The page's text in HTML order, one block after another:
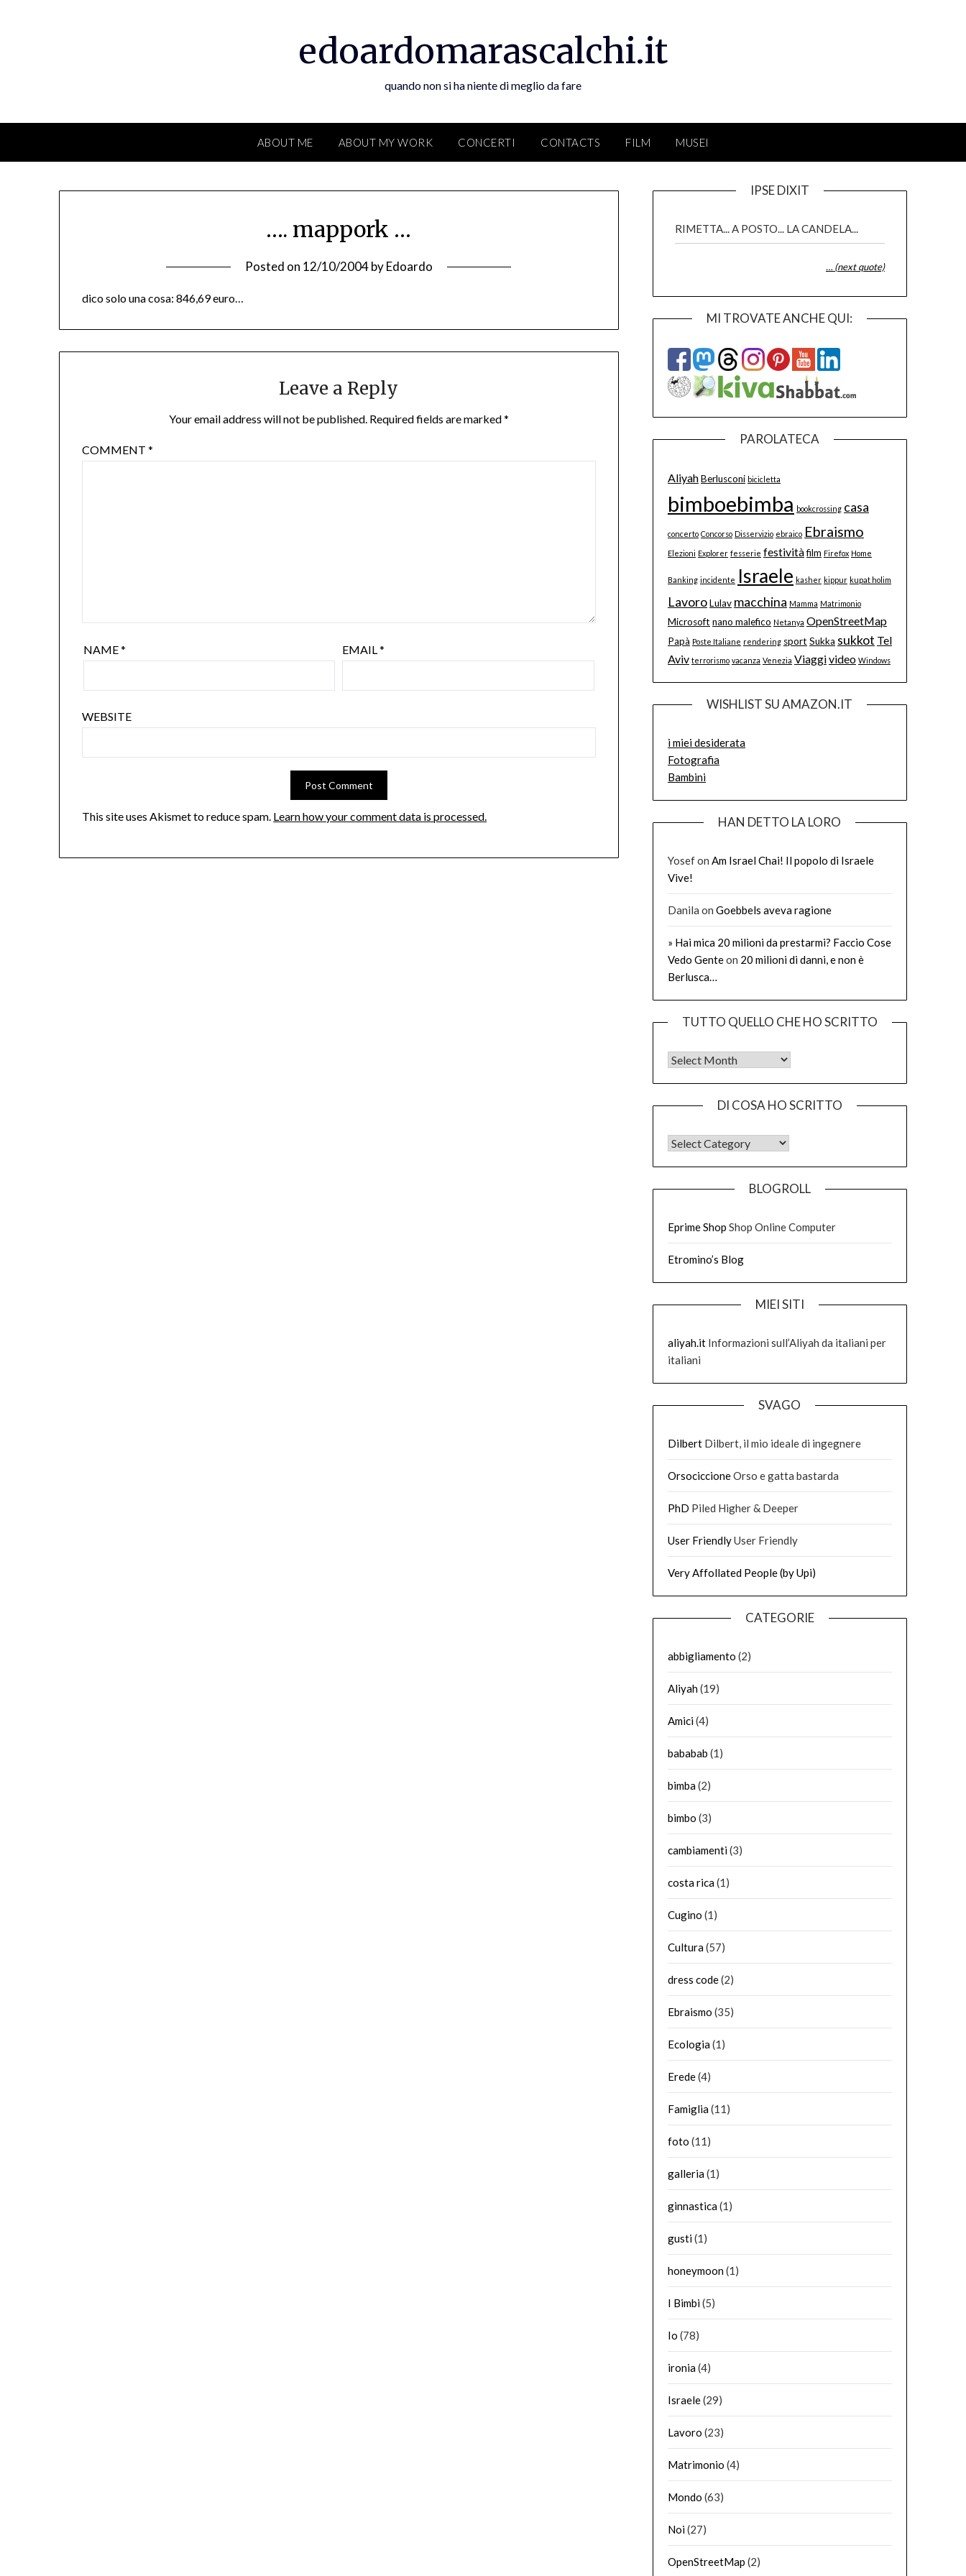
edoardomarascalchi.it
quando non si ha niente di meglio da fare
ABOUT ME ABOUT MY WORK CONCERTI CONTACTS FILM MUSEI
…. mappork …
Posted on 12/10/2004byEdoardo
dico solo una cosa: 846,69 euro…
Leave a Reply
Your email address will not be published. Required fields are marked*
COMMENT*
NAME* EMAIL*
WEBSITE
This site uses Akismet to reduce spam. Learn how your comment data is processed.
IPSE DIXIT
RIMETTA... A POSTO... LA CANDELA...
… (next quote)
MI TROVATE ANCHE QUI:
PAROLATECA
AliyahBerlusconi bicicletta
bimboebimba bookcrossing casa
concerto Concorso Disservizio ebraico Ebraismo
Elezioni Explorer fesserie festivitàfilm Firefox Home
Banking incidente Israele kasher kippur kupat holim
LavoroLulav macchina Mamma Matrimonio
Microsoft nano malefico Netanya OpenStreetMap
Papà Poste Italiane rendering sport Sukka sukkot Tel
Aviv terrorismo vacanza Venezia Viaggivideo Windows
WISHLIST SU AMAZON.IT
i miei desiderata
Fotografia
Bambini
HAN DETTO LA LORO
Yosefon Am Israel Chai! Il popolo di Israele
Vive!
Danila on Goebbels aveva ragione
» Hai mica 20 milioni da prestarmi? Faccio Cose
Vedo Genteon 20 milioni di danni, e non è
Berlusca…
TUTTO QUELLO CHE HO SCRITTO
Tutto quello che ho scritto
DI COSA HO SCRITTO
DI COSA HO SCRITTO
BLOGROLL
Eprime Shop Shop Online Computer
Etromino’s Blog
MIEI SITI
aliyah.itInformazioni sull’Aliyah da italiani per
italiani
SVAGO
DilbertDilbert, il mio ideale di ingegnere
OrsociccioneOrso e gatta bastarda
PhD Piled Higher & Deeper
User FriendlyUser Friendly
Very Affollated People (by Upi)
CATEGORIE
abbigliamento (2)
Aliyah(19)
Amici(4)
bababab (1)
bimba(2)
bimbo (3)
cambiamenti(3)
costa rica(1)
Cugino (1)
Cultura(57)
dress code(2)
Ebraismo (35)
Ecologia(1)
Erede(4)
Famiglia(11)
foto (11)
galleria(1)
ginnastica(1)
gusti(1)
honeymoon(1)
I Bimbi(5)
Io (78)
ironia(4)
Israele(29)
Lavoro (23)
Matrimonio (4)
Mondo (63)
Noi(27)
OpenStreetMap (2)